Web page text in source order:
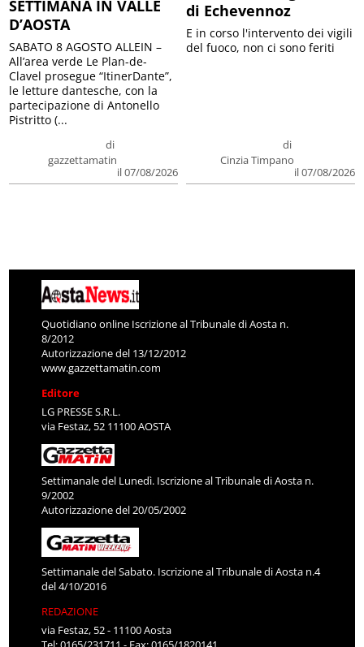
SETTIMANA IN VALLE
D’AOSTA
di
gazzettamatin
il 07/08/2026
SABATO 8 AGOSTO ALLEIN –
All’area verde Le Plan-de-
Clavel prosegue “ItinerDante”,
le letture dantesche, con la
partecipazione di Antonello
Pistritto (...
di Echevennoz
di
Cinzia Timpano
il 07/08/2026
E in corso l'intervento dei vigili
del fuoco, non ci sono feriti
Quotidiano online Iscrizione al Tribunale di Aosta n.
8/2012
Autorizzazione del 13/12/2012
www.gazzettamatin.com
Editore
LG PRESSE S.R.L.
via Festaz, 52 11100 AOSTA
Settimanale del Lunedì. Iscrizione al Tribunale di Aosta n.
9/2002
Autorizzazione del 20/05/2002
Settimanale del Sabato. Iscrizione al Tribunale di Aosta n.4
del 4/10/2016
REDAZIONE
via Festaz, 52 - 11100 Aosta